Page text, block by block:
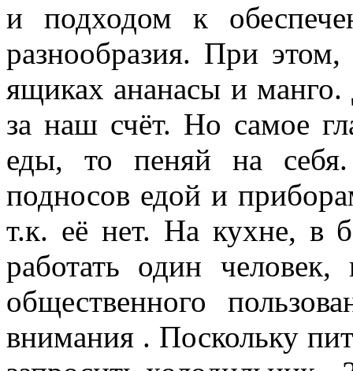
и подходом к
разнообразия. При
ящиках ананасы и
за наш счёт. Но самое
еды, то пеняй на себя.
подносов едой и
т.к. её нет. На кухне, в
работать один
общественного
внимания . Поскольку